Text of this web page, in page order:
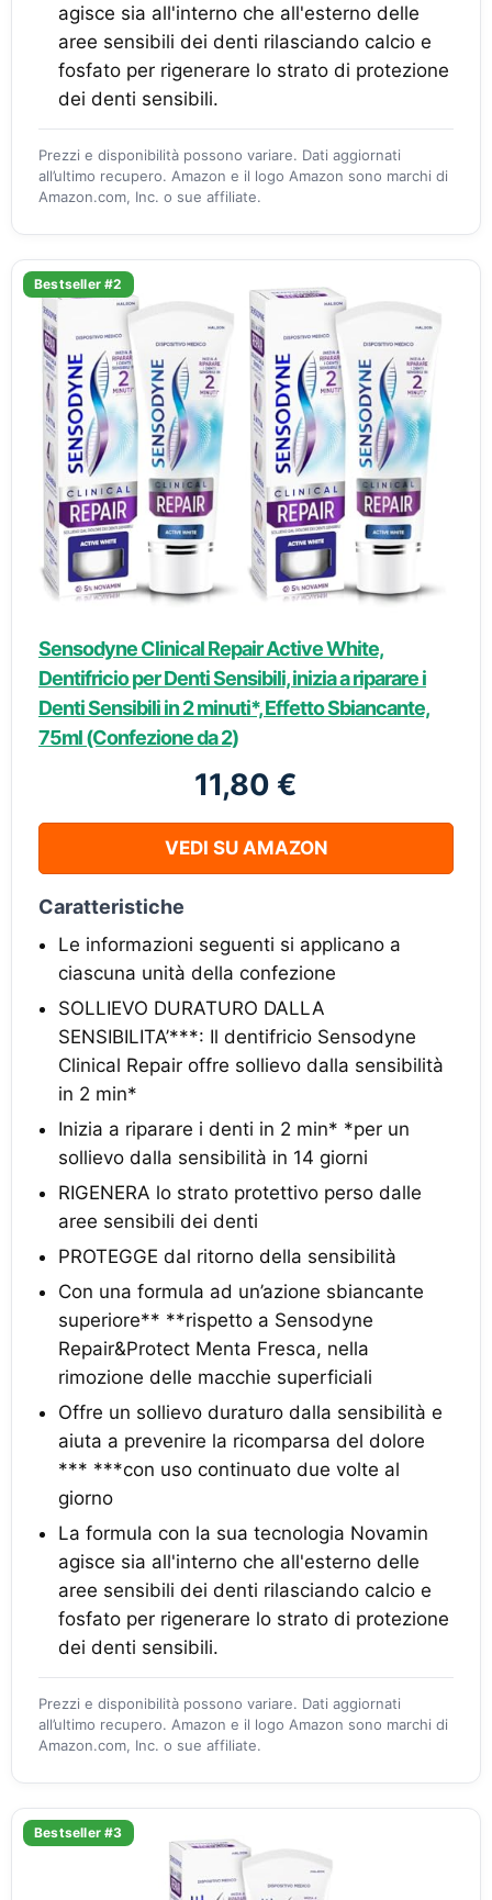
agisce sia all'interno che all'esterno delle
aree sensibili dei denti rilasciando calcio e
fosfato per rigenerare lo strato di protezione
dei denti sensibili.
Prezzi e disponibilità possono variare. Dati aggiornati
all’ultimo recupero. Amazon e il logo Amazon sono marchi di
Amazon.com, Inc. o sue affiliate.
Bestseller #2
Sensodyne Clinical Repair Active White,
Dentifricio per Denti Sensibili, inizia a riparare i
Denti Sensibili in 2 minuti*, Effetto Sbiancante,
75ml (Confezione da 2)
11,80 €
VEDI SU AMAZON
Caratteristiche
Le informazioni seguenti si applicano a
ciascuna unità della confezione
SOLLIEVO DURATURO DALLA
SENSIBILITA’***: Il dentifricio Sensodyne
Clinical Repair offre sollievo dalla sensibilità
in 2 min*
Inizia a riparare i denti in 2 min* *per un
sollievo dalla sensibilità in 14 giorni
RIGENERA lo strato protettivo perso dalle
aree sensibili dei denti
PROTEGGE dal ritorno della sensibilità
Con una formula ad un’azione sbiancante
superiore** **rispetto a Sensodyne
Repair&Protect Menta Fresca, nella
rimozione delle macchie superficiali
Offre un sollievo duraturo dalla sensibilità e
aiuta a prevenire la ricomparsa del dolore
*** ***con uso continuato due volte al
giorno
La formula con la sua tecnologia Novamin
agisce sia all'interno che all'esterno delle
aree sensibili dei denti rilasciando calcio e
fosfato per rigenerare lo strato di protezione
dei denti sensibili.
Prezzi e disponibilità possono variare. Dati aggiornati
all’ultimo recupero. Amazon e il logo Amazon sono marchi di
Amazon.com, Inc. o sue affiliate.
Bestseller #3